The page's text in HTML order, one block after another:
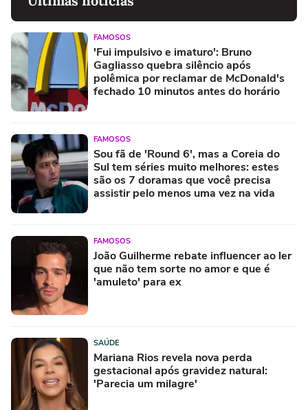
FAMOSOS
'Fui impulsivo e imaturo': Bruno
Gagliasso quebra silêncio após
polêmica por reclamar de McDonald's
fechado 10 minutos antes do horário
FAMOSOS
Sou fã de 'Round 6', mas a Coreia do
Sul tem séries muito melhores: estes
são os 7 doramas que você precisa
assistir pelo menos uma vez na vida
FAMOSOS
João Guilherme rebate influencer ao ler
que não tem sorte no amor e que é
'amuleto' para ex
SAÚDE
Mariana Rios revela nova perda
gestacional após gravidez natural:
'Parecia um milagre'